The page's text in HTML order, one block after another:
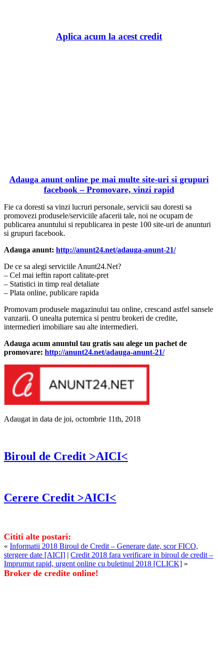
Aplica acum la acest credit
Adauga anunt online pe mai multe site-uri si grupuri
facebook – Promovare, vinzi rapid
Fie ca doresti sa vinzi lucruri personale, servicii sau doresti sa
promovezi produsele/serviciile afacerii tale, noi ne ocupam de
publicarea anuntului si republicarea in peste 100 site-uri de anunturi
si grupuri facebook.
Adauga anunt: http://anunt24.net/adauga-anunt-21/
De ce sa alegi serviciile Anunt24.Net?
– Cel mai ieftin raport calitate-pret
– Statistici in timp real detaliate
– Plata online, publicare rapida
Promovam produsele magazinului tau online, crescand astfel sansele
vanzarii. O unealta puternica si pentru brokeri de credite,
intermedieri imobiliare sau alte intermedieri.
Adauga acum anuntul tau gratis sau alege un pachet de
promovare: http://anunt24.net/adauga-anunt-21/
Adaugat in data de joi, octombrie 11th, 2018
Biroul de Credit >AICI<
Cerere Credit >AICI<
Cititi alte postari:
« Informatii 2018 Biroul de Credit – Generare date, scor FICO,
stergere date [AICI] | Credit 2018 fara verificare in biroul de credit –
Imprumut rapid, urgent online cu buletinul 2018 [CLICK] »
Broker de credite online!